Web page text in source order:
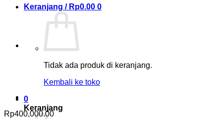
Keranjang / Rp0.00 0
Tidak ada produk di keranjang.
Kembali ke toko
0
Keranjang
Rp400,000.00